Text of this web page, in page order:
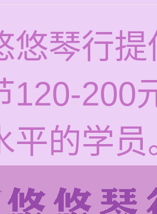
悠琴行
120-200
平的学员